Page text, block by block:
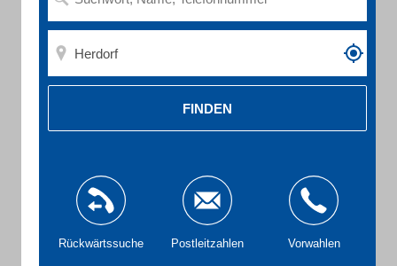
FINDEN
Rückwärtssuche Postleitzahlen Vorwahlen